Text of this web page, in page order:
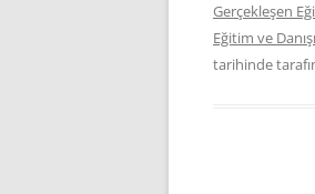
Gerçekleşen
Eğitim ve
tarihinde